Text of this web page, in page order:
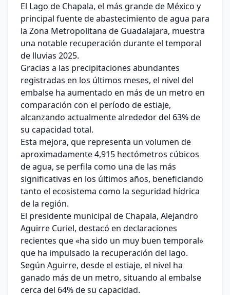
El Lago de Chapala, el más grande de México y
principal fuente de abastecimiento de agua para
la Zona Metropolitana de Guadalajara, muestra
una notable recuperación durante el temporal
de lluvias 2025.
Gracias a las precipitaciones abundantes
registradas en los últimos meses, el nivel del
embalse ha aumentado en más de un metro en
comparación con el período de estiaje,
alcanzando actualmente alrededor del 63% de
su capacidad total.
Esta mejora, que representa un volumen de
aproximadamente 4,915 hectómetros cúbicos
de agua, se perfila como una de las más
significativas en los últimos años, beneficiando
tanto el ecosistema como la seguridad hídrica
de la región.
El presidente municipal de Chapala, Alejandro
Aguirre Curiel, destacó en declaraciones
recientes que «ha sido un muy buen temporal»
que ha impulsado la recuperación del lago.
Según Aguirre, desde el estiaje, el nivel ha
ganado más de un metro, situando al embalse
cerca del 64% de su capacidad.